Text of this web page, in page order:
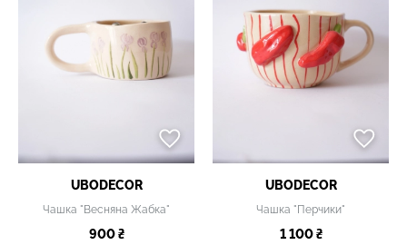
UBODECOR
Чашка "Весняна Жабка"
900 ₴
UBODECOR
Чашка "Перчики"
1 100 ₴